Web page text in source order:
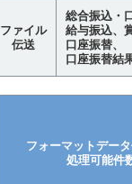
ファイル
伝送
総合振込・
給与振込、
口座振替、
口座振替結
フォーマットデー
処理可能件